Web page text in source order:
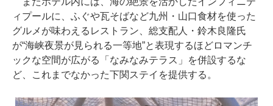
ィプールに、ふぐや瓦そばなど九州・山口食材を使った
グルメが味わえるレストラン、総支配人・鈴木良隆氏
が“海峡夜景が見られる一等地”と表現するほどロマンチ
ックな空間が広がる「なみなみテラス」を併設するな
ど、これまでなかった下関ステイを提供する。